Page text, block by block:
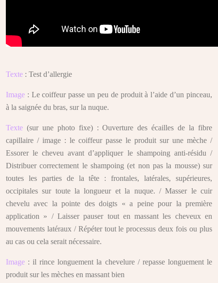
Texte : Test d’allergie
Image : Le coiffeur passe un peu de produit à l’aide d’un pinceau,
à la saignée du bras, sur la nuque.
Texte (sur une photo fixe) : Ouverture des écailles de la fibre
capillaire / image : le coiffeur passe le produit sur une mèche /
Essorer le cheveu avant d’appliquer le shampoing anti-résidu /
Distribuer correctement le shampoing (et non pas la mousse) sur
toutes les parties de la tête : frontales, latérales, supérieures,
occipitales sur toute la longueur et la nuque. / Masser le cuir
chevelu avec la pointe des doigts « a peine pour la première
application » / Laisser pauser tout en massant les cheveux en
mouvements latéraux / Répéter tout le processus deux fois ou plus
au cas ou cela serait nécessaire.
Image : il rince longuement la chevelure / repasse longuement le
produit sur les mèches en massant bien